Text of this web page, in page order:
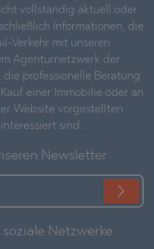
vollständig aktuell oder
Informationen, die
Verkehr mit unseren
Agenturnetzwerk der
die professionelle Beratung
einer Immobilie oder an
Website vorgestellten
sind.
Newsletter
Netzwerke